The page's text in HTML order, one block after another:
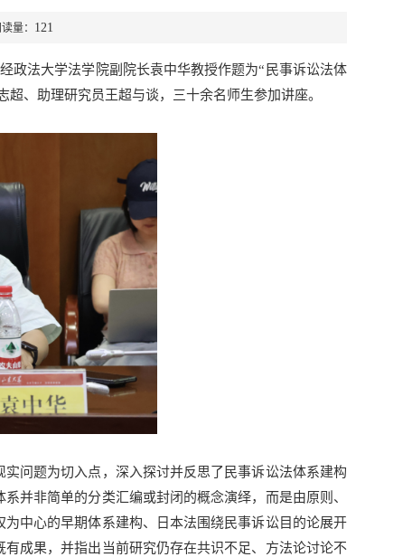
量： 121
政法大学法学院副院长袁中华教授作题为“民事诉讼法体
、助理研究员王超与谈，三十余名师生参加讲座。
问题为切入点，深入探讨并反思了民事诉讼法体系建构
并非简单的分类汇编或封闭的概念演绎，而是由原则、
中心的早期体系建构、日本法围绕民事诉讼目的论展开
成果，并指出当前研究仍存在共识不足、方法论讨论不